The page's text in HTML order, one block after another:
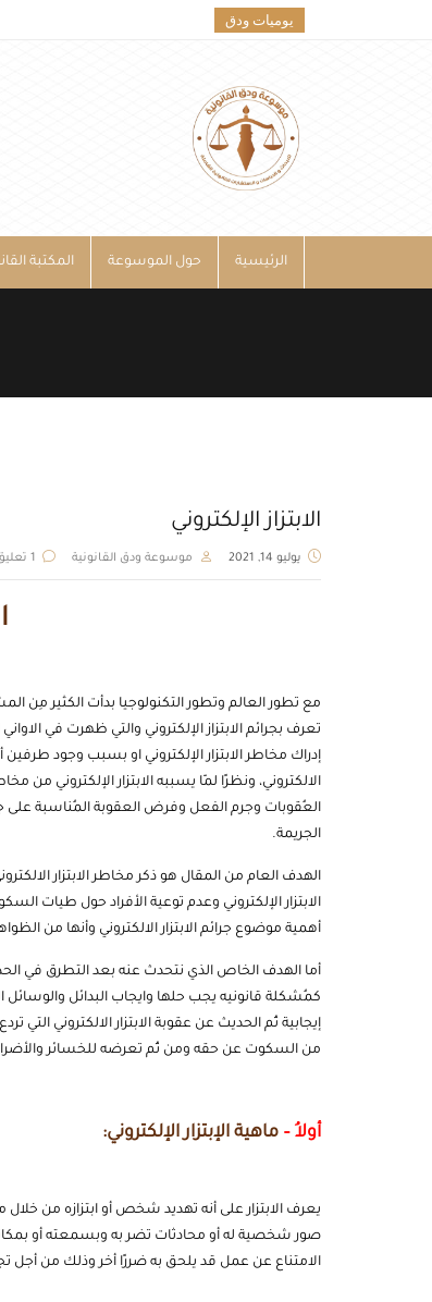
يوميات ودق
الرئيسية حول الموسوعة المكتبة
الابتزاز الإلكتروني
يوليو 14, 2021 موسوعة ودق القانونية 1 تعليق
مع تطور العالم وتطور التكنولوجيا بدأت الكثير
تعرف بجرائم الابتزاز الإلكتروني والتي ظهرت في
إدراك مخاطر الابتزار الإلكتروني او بسبب وجود
الالكتروني، ونظرًا لمّا يسببه الابتزار الإلكتروني
العُقوبات وجرم الفعل وفرض العقوبة المُناسبة على
الجريمة.
الهدف العام من المقال هو ذكر مخاطر الابتزار
الابتزار الإلكتروني وعدم توعية الأفراد حول طيات
أهمية موضوع جرائم الابتزار الالكتروني وأنها من
أما الهدف الخاص الذي نتحدث عنه بعد التطرق في
كمُشكلة قانونيه يجب حلها وايجاب البدائل
إيجابية ثُم الحديث عن عقوبة الابتزار الالكتروني
من السكوت عن حقه ومن ثُم تعرضه للخسائر
أولاُ – ماهية الإبتزار الإلكتروني:
يعرف الابتزارعلى أنه تهديد شخص أو ابتزازه من خلال
صور شخصية له أو محادثات تضر به وبسمعته أو
الامتناع عن عمل قد يلحق به ضررًا أخر وذلك من أجل